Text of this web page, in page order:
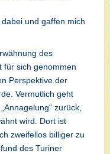
und gaffen mich
des
für sich genommen
Perspektive der
Vermutlich geht
zurück,
wird. Dort ist
zweifellos billiger zu
des Turiner